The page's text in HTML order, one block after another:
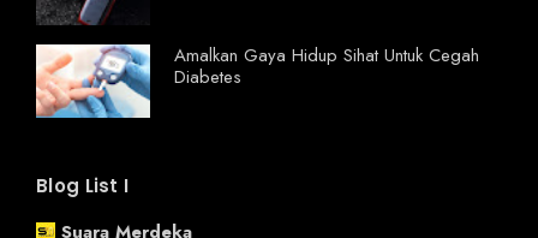
Amalkan Gaya Hidup Sihat Untuk Cegah
Diabetes
Blog List I
Suara Merdeka